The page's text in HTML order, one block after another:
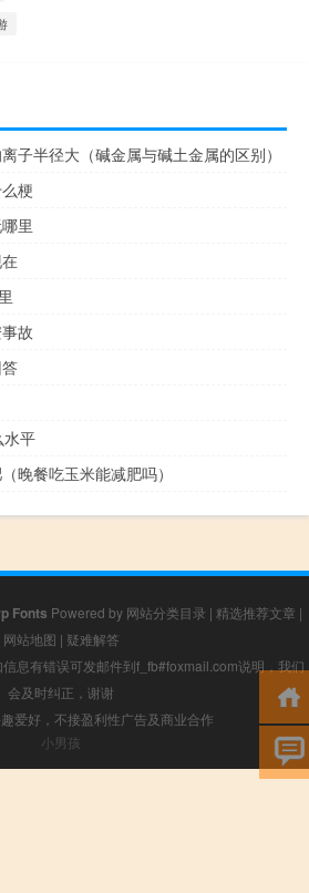
子半径大（碱金属与碱土金属的区别）
梗
里
故
水平
晚餐吃玉米能减肥吗）
Fonts Powered by 网站分类目录 | 精选推荐文章 |
网站地图 | 疑难解答
息有错误可发邮件到f_fb#foxmail.com说明，我们
会及时纠正，谢谢
爱好，不接盈利性广告及商业合作
小男孩